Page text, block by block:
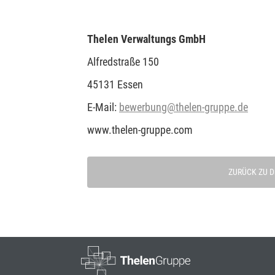
Thelen Verwaltungs GmbH
Alfredstraße 150
45131 Essen
E-Mail: bewerbung@thelen-gruppe.de
www.thelen-gruppe.com
ZURÜCK ZU